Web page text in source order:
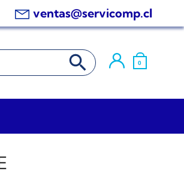
ventas@servicomp.cl
BOTÓN DE BÚSQUEDA
0